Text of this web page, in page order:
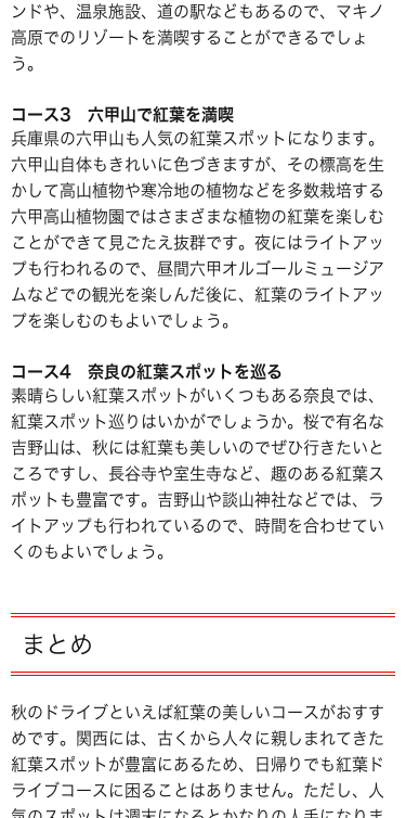
ンドや、温泉施設、道の駅などもあるので、マキノ
高原でのリゾートを満喫することができるでしょ
う。
コース3 六甲山で紅葉を満喫
兵庫県の六甲山も人気の紅葉スポットになります。
六甲山自体もきれいに色づきますが、その標高を生
かして高山植物や寒冷地の植物などを多数栽培する
六甲高山植物園ではさまざまな植物の紅葉を楽しむ
ことができて見ごたえ抜群です。夜にはライトアッ
プも行われるので、昼間六甲オルゴールミュージア
ムなどでの観光を楽しんだ後に、紅葉のライトアッ
プを楽しむのもよいでしょう。
コース4 奈良の紅葉スポットを巡る
素晴らしい紅葉スポットがいくつもある奈良では、
紅葉スポット巡りはいかがでしょうか。桜で有名な
吉野山は、秋には紅葉も美しいのでぜひ行きたいと
ころですし、長谷寺や室生寺など、趣のある紅葉ス
ポットも豊富です。吉野山や談山神社などでは、ラ
イトアップも行われているので、時間を合わせてい
くのもよいでしょう。
まとめ
秋のドライブといえば紅葉の美しいコースがおすす
めです。関西には、古くから人々に親しまれてきた
紅葉スポットが豊富にあるため、日帰りでも紅葉ド
ライブコースに困ることはありません。ただし、人